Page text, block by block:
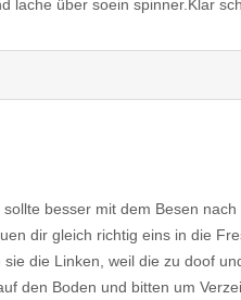
lache über soein spinner.Klar
besser mit dem Besen
dir gleich richtig eins in die
die Linken, weil die zu doof
den Boden und bitten um